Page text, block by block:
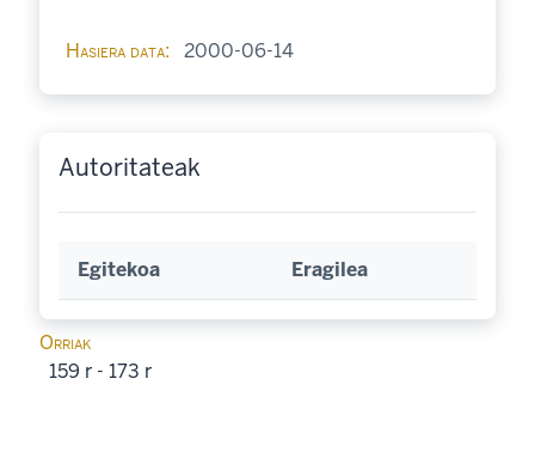
Hasiera data 2000-06-14
Autoritateak
Egitekoa Eragilea
Orriak
159 r - 173 r